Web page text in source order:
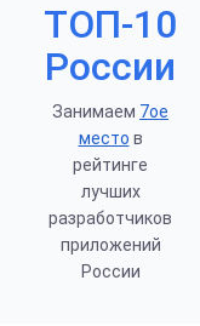
ТОП-10
России
Занимаем 7ое
место в
рейтинге
лучших
разработчиков
приложений
России